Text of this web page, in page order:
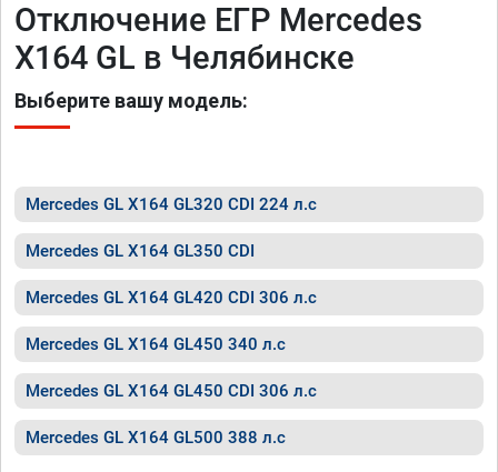
Отключение ЕГР Mercedes
X164 GL в Челябинске
Выберите вашу модель:
Mercedes GL X164 GL320 CDI 224 л.с
Mercedes GL X164 GL350 CDI
Mercedes GL X164 GL420 CDI 306 л.с
Mercedes GL X164 GL450 340 л.с
Mercedes GL X164 GL450 CDI 306 л.с
Mercedes GL X164 GL500 388 л.с